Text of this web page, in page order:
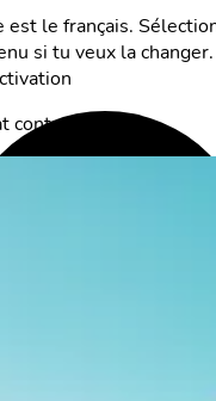
est le français.
si tu veux la changer.